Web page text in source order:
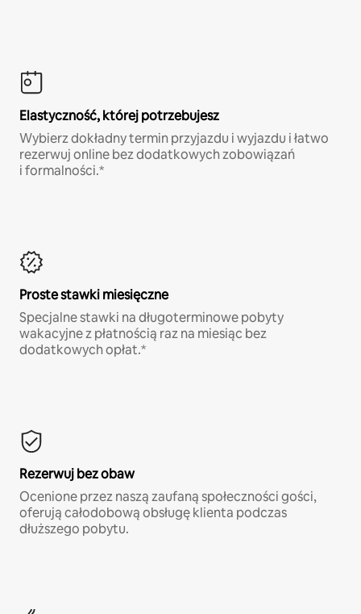
Elastyczność, której potrzebujesz
Wybierz dokładny termin przyjazdu i wyjazdu i łatwo
rezerwuj online bez dodatkowych zobowiązań
i formalności.*
Proste stawki miesięczne
Specjalne stawki na długoterminowe pobyty
wakacyjne z płatnością raz na miesiąc bez
dodatkowych opłat.*
Rezerwuj bez obaw
Ocenione przez naszą zaufaną społeczności gości,
oferują całodobową obsługę klienta podczas
dłuższego pobytu.